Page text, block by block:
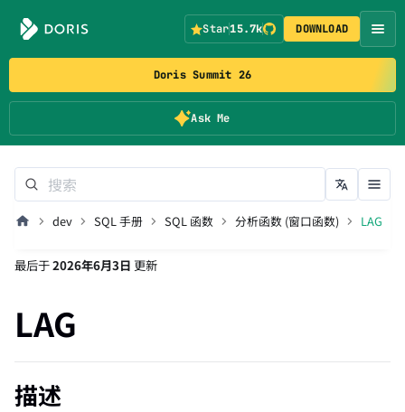
Doris Summit 26
Ask Me
Star15.7k DOWNLOAD
dev SQL 手册 SQL 函数 分析函数 (窗口函数) LAG
最后于2026年6月3日 更新
LAG
描述